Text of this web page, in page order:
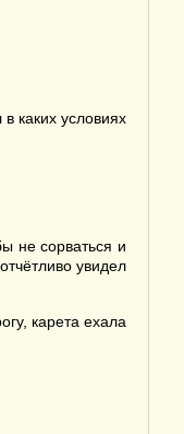
каких условиях
не сорваться и
увидел
карета ехала